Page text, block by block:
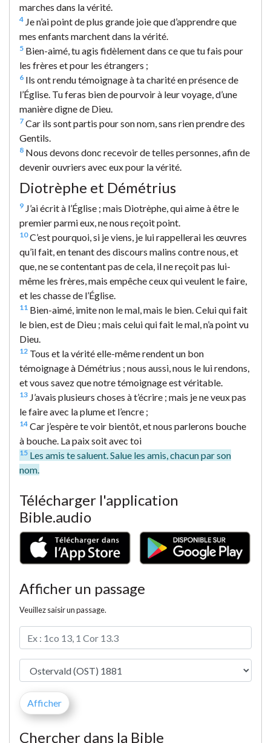
marches dans la vérité.
4 Je n’ai point de plus grande joie que d’apprendre que
mes enfants marchent dans la vérité.
5 Bien-aimé, tu agis fidèlement dans ce que tu fais pour
les frères et pour les étrangers ;
6 Ils ont rendu témoignage à ta charité en présence de
l’Église. Tu feras bien de pourvoir à leur voyage, d’une
manière digne de Dieu.
7 Car ils sont partis pour son nom, sans rien prendre des
Gentils.
8 Nous devons donc recevoir de telles personnes, afin de
devenir ouvriers avec eux pour la vérité.
Diotrèphe et Démétrius
9 J’ai écrit à l’Église ; mais Diotrèphe, qui aime à être le
premier parmi eux, ne nous reçoit point.
10C’est pourquoi, si je viens, je lui rappellerai les œuvres
qu’il fait, en tenant des discours malins contre nous, et
que, ne se contentant pas de cela, il ne reçoit pas lui-
même les frères, mais empêche ceux qui veulent le faire,
et les chasse de l’Église.
11 Bien-aimé, imite non le mal, mais le bien. Celui qui fait
le bien, est de Dieu ; mais celui qui fait le mal, n’a point vu
Dieu.
12 Tous et la vérité elle-même rendent un bon
témoignage à Démétrius ; nous aussi, nous le lui rendons,
et vous savez que notre témoignage est véritable.
13 J’avais plusieurs choses à t’écrire ; mais je ne veux pas
le faire avec la plume et l’encre ;
14 Car j’espère te voir bientôt, et nous parlerons bouche
à bouche. La paix soit avec toi
15 Les amis te saluent. Salue les amis, chacun par son
nom.
Télécharger l'application
Bible.audio
Afficher un passage
Veuillez saisir un passage.
Chercher dans la Bible